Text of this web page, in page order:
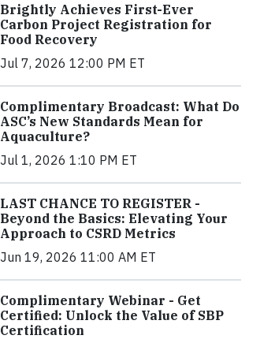
Brightly Achieves First-Ever
Carbon Project Registration for
Food Recovery
Jul 7, 2026 12:00 PM ET
Complimentary Broadcast: What Do
ASC’s New Standards Mean for
Aquaculture?
Jul 1, 2026 1:10 PM ET
LAST CHANCE TO REGISTER -
Beyond the Basics: Elevating Your
Approach to CSRD Metrics
Jun 19, 2026 11:00 AM ET
Complimentary Webinar - Get
Certified: Unlock the Value of SBP
Certification